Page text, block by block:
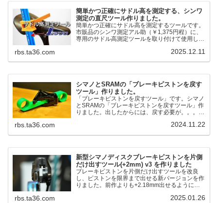
簡単かつ正確にサドル高を測定する、シンワ
測定の直尺ツール作りました。
簡単かつ正確にサドル高を測定するツールです。
市販品のシンワ測定アル助（￥1,375円程）に、
専用のサドル高測定ツールを取り付けて使用しま
るようになりました。シンワ測定(Shinwa
Sokutei)￥1,375Amazon.c...
rbs.ta36.com 2025.12.11
シマノとSRAMの「ブレーキピストンを戻す
ツール」作りました。
「ブレーキピストンを戻すツール」です。シマノ
とSRAMの「ブレーキピストンを戻すツール」作
りました。出したからには、戻す必要が。。。で
だと。。。▶「ブレーキピストンを戻すツール」
るのかというと、出ているピス...
rbs.ta36.com 2024.11.22
新型シマノディスクブレーキピストンを片側
だけ出すツール(+2mm) v3 を作りました
ブレーキピストンを片側だけ出すツールを改良
し、ピストンを限界まで出せる新バージョンを作
りました。前作よりも+2.18mm出せるようにな
って、オイル漏れするまで試しました。最も安全
rbs.ta36.com 2025.01.26